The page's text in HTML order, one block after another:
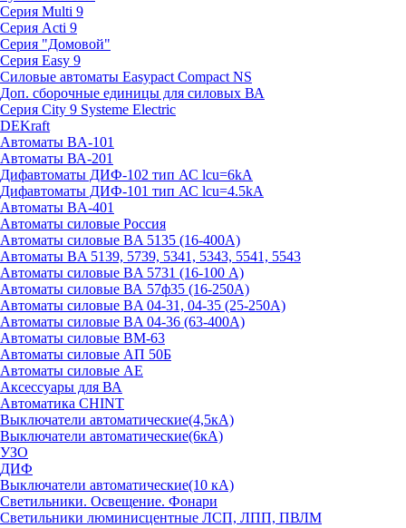
Серия Multi 9
Серия Acti 9
Серия "Домовой"
Серия Easy 9
Силовые автоматы Easypact Compact NS
Доп. сборочные единицы для силовых ВА
Серия City 9 Systeme Electric
DEKraft
Автоматы BA-101
Автоматы ВА-201
Дифавтоматы ДИФ-102 тип АС lcu=6kA
Дифавтоматы ДИФ-101 тип АС lcu=4.5kA
Автоматы BA-401
Автоматы силовые Россия
Автоматы силовые BA 5135 (16-400А)
Автоматы BA 5139, 5739, 5341, 5343, 5541, 5543
Автоматы силовые BA 5731 (16-100 А)
Автоматы силовые ВА 57ф35 (16-250А)
Автоматы силовые BA 04-31, 04-35 (25-250А)
Автоматы силовые BA 04-36 (63-400А)
Автоматы силовые ВМ-63
Автоматы силовые АП 50Б
Автоматы силовые АЕ
Аксессуары для ВА
Автоматика CHINT
Выключатели автоматические(4,5кА)
Выключатели автоматические(6кА)
УЗО
ДИФ
Выключатели автоматические(10 кА)
Светильники. Освещение. Фонари
Светильники люминисцентные ЛСП, ЛПП, ПВЛМ